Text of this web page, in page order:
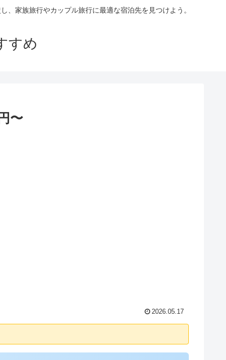
家族旅行やカップル旅行に最適な宿泊先を見つけよう。
すめ
〜
2026.05.17